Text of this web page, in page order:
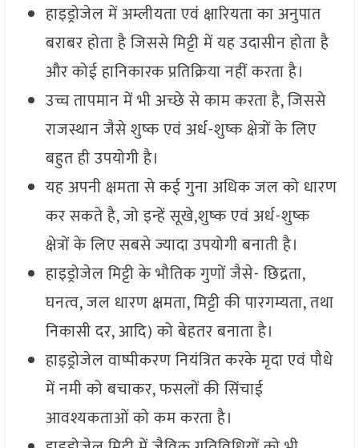
हाइड्रोजेल में अम्लीयता एवं क्षारियता का अनुपात
बराबर होता है जिससे मिट्टी में यह उदासीन होता है
और कोई हानिकारक प्रतिक्रिया नहीं करता है।
उच्च तापमान में भी अच्छे से काम करता है, जिससे
राजस्थान जैसे शुष्क एवं अर्ध-शुष्क क्षेत्रों के लिए
बहुत ही उपयोगी है।
यह अपनी क्षमता से कई गुना अधिक जल को धारण
कर सकते है, जो इन्हें सूखे,शुष्क एवं अर्ध-शुष्क
क्षेत्रों के लिए सबसे ज्यादा उपयोगी बनाती है।
हाइड्रोजेल मिट्टी के भौतिक गुणों जैसे- छिद्रता,
घनत्व, जल धारण क्षमता, मिट्टी की पारगम्यता, तथा
निकासी दर, आदि) को बेहतर बनाता है।
हाइड्रोजेल वाष्पीकरण नियंत्रित करके मृदा एवं पौधे
में नमी को बचाकर, फसलों की सिंचाई
आवश्यकताओं को कम करता है।